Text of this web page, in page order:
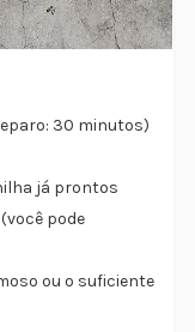
30 minutos)
já prontos
pode
ou o suficiente